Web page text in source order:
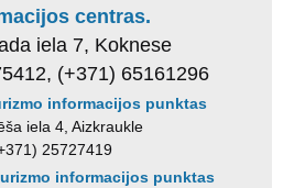
centras.
iela 7, Koknese
(+371) 65161296
informacijos punktas
iela 4, Aizkraukle
25727419
informacijos punktas